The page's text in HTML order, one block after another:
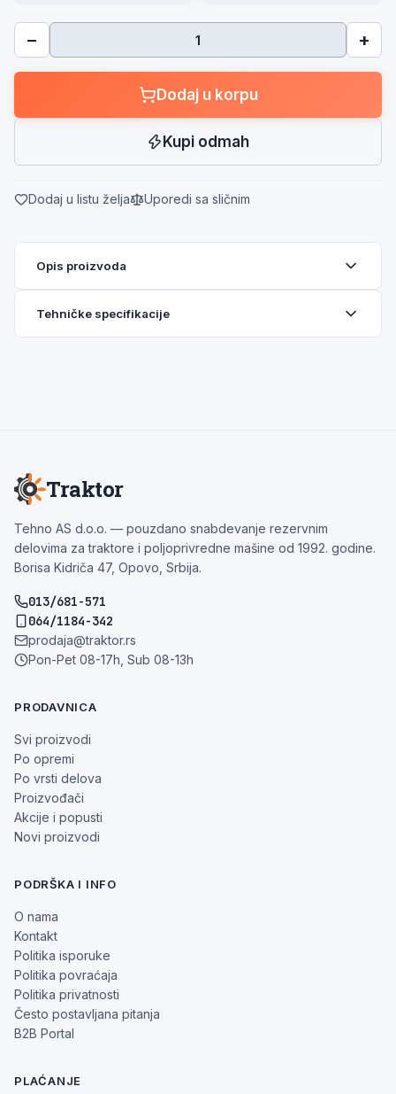
− +
Dodaj u korpu
Kupi odmah
Dodaj u listu želja Uporedi sa sličnim
Opis proizvoda
Tehničke specifikacije
Traktor
Tehno AS d.o.o. — pouzdano snabdevanje rezervnim
delovima za traktore i poljoprivredne mašine od 1992. godine.
Borisa Kidriča 47, Opovo, Srbija.
013/681-571
064/1184-342
prodaja@traktor.rs
Pon-Pet 08-17h, Sub 08-13h
PRODAVNICA
Svi proizvodi
Po opremi
Po vrsti delova
Proizvođači
Akcije i popusti
Novi proizvodi
PODRŠKA I INFO
O nama
Kontakt
Politika isporuke
Politika povraćaja
Politika privatnosti
Često postavljana pitanja
B2B Portal
PLAĆANJE